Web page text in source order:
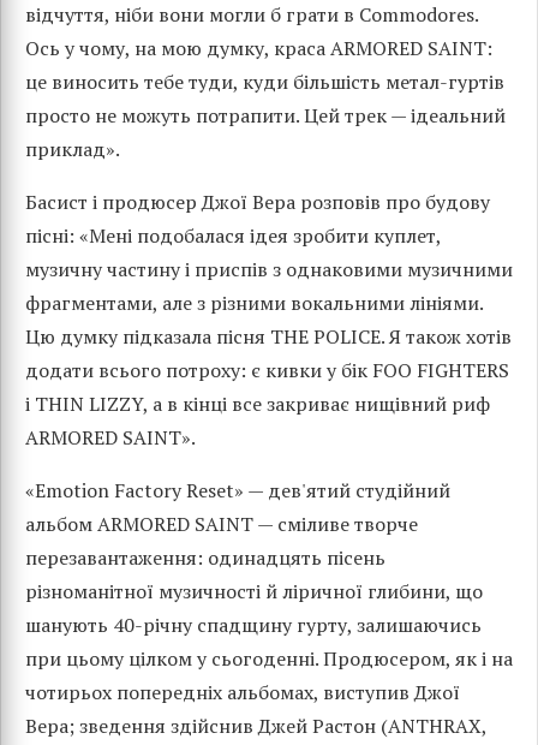
відчуття, ніби вони могли б грати в Commodores.
Ось у чому, на мою думку, краса ARMORED SAINT:
це виносить тебе туди, куди більшість метал-гуртів
просто не можуть потрапити. Цей трек — ідеальний
приклад».
Басист і продюсер Джої Вера розповів про будову
пісні: «Мені подобалася ідея зробити куплет,
музичну частину і приспів з однаковими музичними
фрагментами, але з різними вокальними лініями.
Цю думку підказала пісня THE POLICE. Я також хотів
додати всього потроху: є кивки у бік FOO FIGHTERS
і THIN LIZZY, а в кінці все закриває нищівний риф
ARMORED SAINT».
«Emotion Factory Reset» — дев'ятий студійний
альбом ARMORED SAINT — сміливе творче
перезавантаження: одинадцять пісень
різноманітної музичності й ліричної глибини, що
шанують 40-річну спадщину гурту, залишаючись
при цьому цілком у сьогоденні. Продюсером, як і на
чотирьох попередніх альбомах, виступив Джої
Вера; зведення здійснив Джей Растон (ANTHRAX,